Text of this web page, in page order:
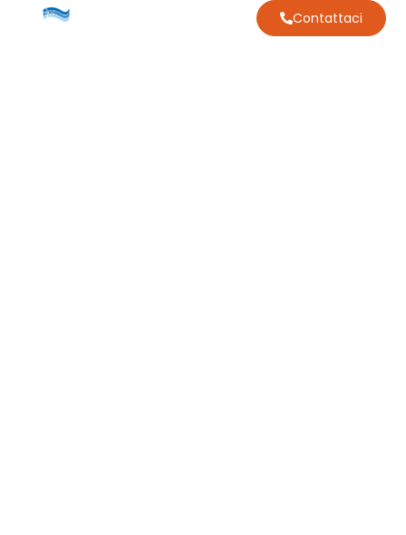
Contattaci